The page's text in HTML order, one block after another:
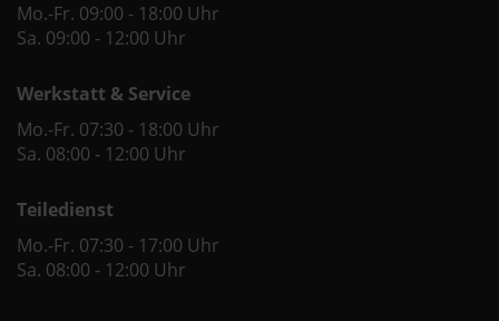
Mo.-Fr. 09:00 - 18:00 Uhr
Sa. 09:00 - 12:00 Uhr
Werkstatt & Service
Mo.-Fr. 07:30 - 18:00 Uhr
Sa. 08:00 - 12:00 Uhr
Teiledienst
Mo.-Fr. 07:30 - 17:00 Uhr
Sa. 08:00 - 12:00 Uhr